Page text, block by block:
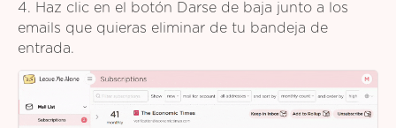
4. Haz clic en el botón Darse de baja junto a los
emails que quieras eliminar de tu bandeja de
entrada.